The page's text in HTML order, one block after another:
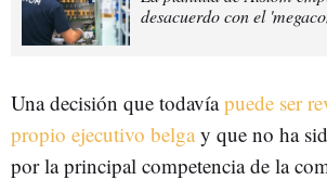
desacuerdo con el
Una decisión que todavíapuede ser
propio ejecutivo belgay que no ha
por la principal competencia de la